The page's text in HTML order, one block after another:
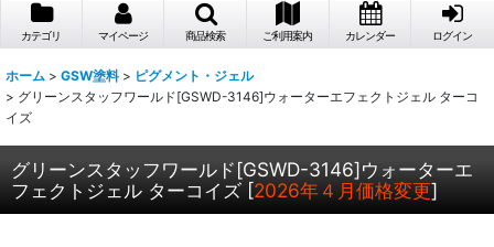
カテゴリ マイページ 商品検索 ご利用案内 カレンダー ログイン
ホーム > GSW塗料 > ピグメント・ジェル
> グリーンスタッフワールド[GSWD-3146]ウォーターエフェクトジェル ターコ
イズ
グリーンスタッフワールド[GSWD-3146]ウォーターエ
フェクトジェル ターコイズ [2026年４月価格変更]